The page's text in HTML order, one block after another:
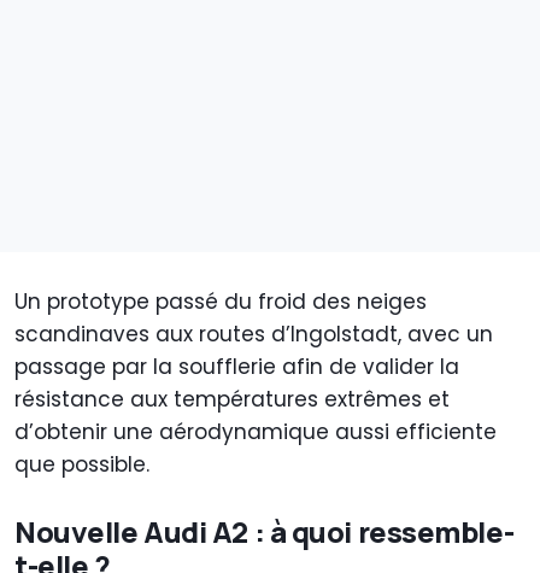
Un prototype passé du froid des neiges
scandinaves aux routes d’Ingolstadt, avec un
passage par la soufflerie afin de valider la
résistance aux températures extrêmes et
d’obtenir une aérodynamique aussi efficiente
que possible.
Nouvelle Audi A2 : à quoi ressemble-